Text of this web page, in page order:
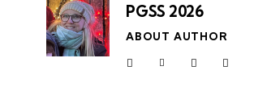
PGSS 2026
ABOUT AUTHOR